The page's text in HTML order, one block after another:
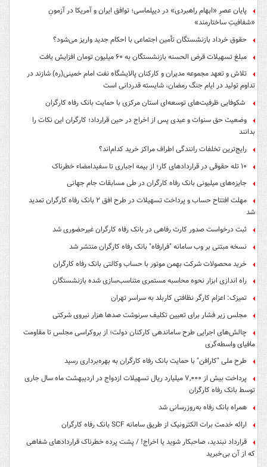
پایان عصرِ «ابهام راهبردی» در دیپلماسی؛ توافق ایران و آمریکا در آزمونِ
«شفافیتِ ساختارمند»
حقوق خرداد بازنشستگان تأمین اجتماعی با احکام جدید واریز می‌شود؟
مبلغ تسهیلات قرض الحسنه بازنشستگان به ۶۰ میلیون تومان افزایش یافت
تلاش و تعهد مجموعه مدیران و کارکنان پالایشگاه نفت امام خمینی(ره) شازند در
تداوم تولید در ایام جنگ رمضان، شایسته قدردانی است
شکوفایی ظرفیت‌های توسعه‌ای استان مرکزی با حمایت بانک رفاه کارگران
وضعیت حق سنوات و عیدی پس از اخراج در حین قرارداد؛ کارگران این نکات را
بدانند
رایج‌ترین تخلفات رانندگی اطراف مراکز خرید کدام‌اند؟
۱۰ تله حقوقی در قراردادهای کار؛ از بیمه اجباری تا سفیدامضاء خطرناک
جایزه‌های میلیونی بانک رفاه کارگران در طی مسابقات جام جهانی
مهلت افتتاح حساب و پرداخت تسهیلات در طرح افق ۲ بانک رفاه کارگران تمدید
شد
ثبت درخواست صدور کارت رفاهی در بانک رفاه کارگران غیرحضوری شد
نسخه مبتنی بر وب سامانه "فرارفاه" بانک رفاه کارگران منتشر شد
خرید محصولات شرکت بهمن موتور با حساب وکالتی بانک رفاه کارگران
راه اندازی ابزار نحوه محاسبه مستمری متناسب‌سازی شده بازنشستگان
تمیزک: اعزام کارگر نظافتی کاربلد به سراسر تهران
مجلس زیر فشار برای تعیین تکلیف سرنوشت صدها هزار نیروی شرکتی
چالش‌های اجرایی طرح ساماندهی کارکنان دولت؛ از بروکراسی مجلس تا مقاومت
مافیای واسطه‌گری
طرح ملی "کارافن" با حمایت بانک رفاه کارگران به بهره‌برداری رسید
پرداخت بیش از ۷,۰۰۰ میلیارد ریال تسهیلات ازدواج در اردیبهشت ماه سال جاری
توسط بانک رفاه کارگران
همراه بانک رفاه به‌روزرسانی شد
ارائه خدمت برات الکترونیک از طریق سامانه SCF بانک رفاه کارگران
قرارداد نبندید، صاحبکار شوید یا اخراج! / پشت پرده خطرناک قراردادهای شفاهی
که از آن بی‌خبرید